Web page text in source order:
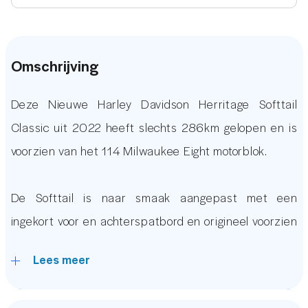
Omschrijving
Deze Nieuwe Harley Davidson Herritage Softtail
Classic uit 2022 heeft slechts 286km gelopen en is
voorzien van het 114 Milwaukee Eight motorblok.
De Softtail is naar smaak aangepast met een
ingekort voor en achterspatbord en origineel voorzien
2 Persoons Zadel, LED Verlichting en nog veel meer.
Ruim 15 jaar behoort AutoUnit tot de top online auto
Lees meer